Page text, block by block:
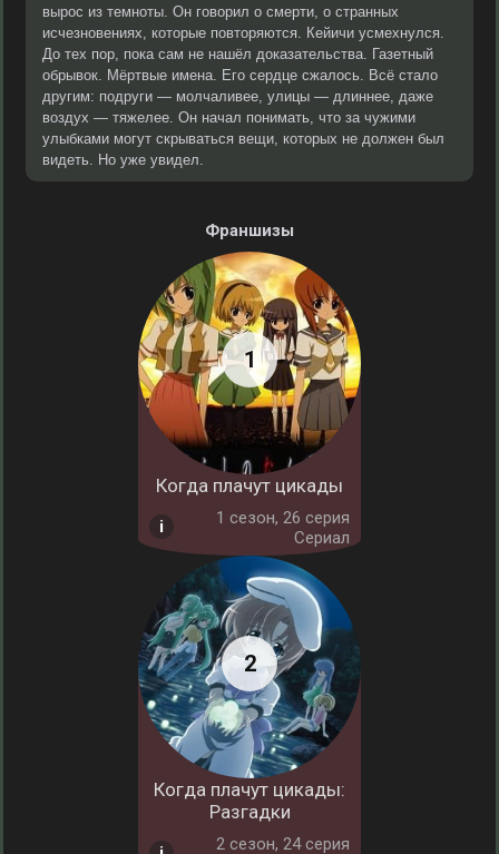
вырос из темноты. Он говорил о смерти, о странных
исчезновениях, которые повторяются. Кейичи усмехнулся.
До тех пор, пока сам не нашёл доказательства. Газетный
обрывок. Мёртвые имена. Его сердце сжалось. Всё стало
другим: подруги — молчаливее, улицы — длиннее, даже
воздух — тяжелее. Он начал понимать, что за чужими
улыбками могут скрываться вещи, которых не должен был
видеть. Но уже увидел.
Франшизы
Когда плачут цикады
1 cезон, 26 серия
Сериал
Когда плачут цикады:
Разгадки
2 cезон, 24 серия